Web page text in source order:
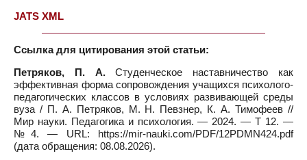
JATS XML
Ссылка для цитирования этой статьи:
Петряков, П. А.Студенческое наставничество как
эффективная форма сопровождения учащихся психолого-
педагогических классов в условиях развивающей среды
вуза / П. А. Петряков, М. Н. Певзнер, К. А. Тимофеев //
Мир науки. Педагогика и психология. — 2024. — Т 12. —
№4. — URL: https://mir-nauki.com/PDF/12PDMN424.pdf
(дата обращения: 08.08.2026).